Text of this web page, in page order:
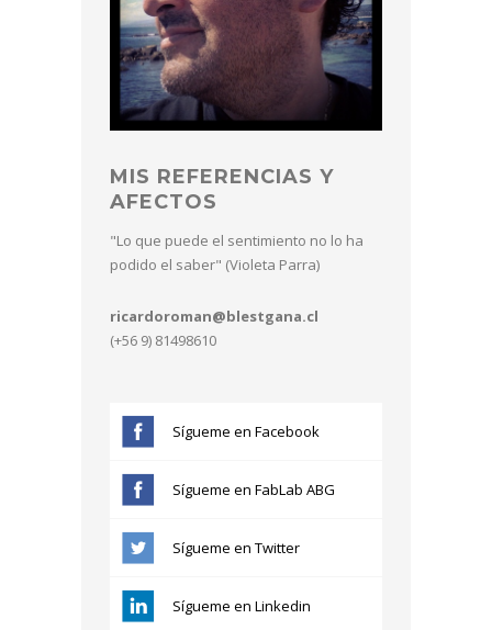
MIS REFERENCIAS Y
AFECTOS
"Lo que puede el sentimiento no lo ha
podido el saber" (Violeta Parra)
ricardoroman@blestgana.cl
(+56 9) 81498610
Sígueme en Facebook
Sígueme en FabLab ABG
Sígueme en Twitter
Sígueme en Linkedin